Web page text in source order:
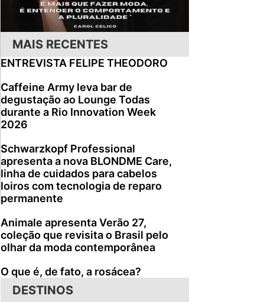
MAIS RECENTES
ENTREVISTA FELIPE THEODORO
Caffeine Army leva bar de
degustação ao Lounge Todas
durante a Rio Innovation Week
2026
Schwarzkopf Professional
apresenta a nova BLONDME Care,
linha de cuidados para cabelos
loiros com tecnologia de reparo
permanente
Animale apresenta Verão 27,
coleção que revisita o Brasil pelo
olhar da moda contemporânea
O que é, de fato, a rosácea?
DESTINOS